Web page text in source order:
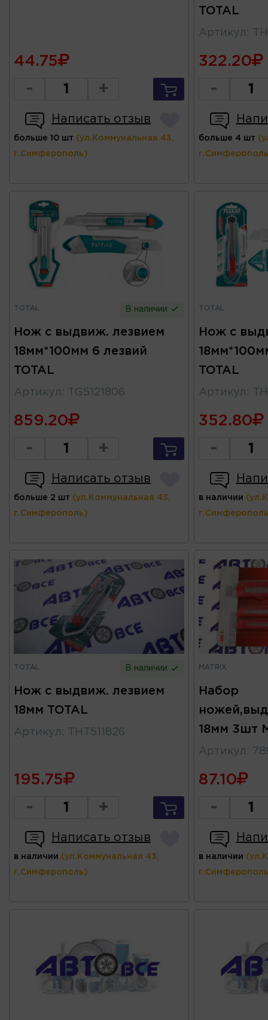
44.75
- +
Написать отзыв
больше 10 шт (ул.Коммунальная 43,
г.Симферополь)
TOTAL
Артикул :
322.20
-
больше 4 шт
TOTAL В наличии
Нож с выдвиж. лезвием
18мм*100мм 6 лезвий
TOTAL
Артикул : TG5121806
859.20
- +
Написать отзыв
больше 2 шт (ул.Коммунальная 43,
г.Симферополь)
TOTAL
Нож с
TOTAL
Артикул :
352.80
-
в наличии
TOTAL В наличии
Нож с выдвиж. лезвием
18мм TOTAL
Артикул : THT511826
195.75
- +
Написать отзыв
в наличии (ул.Коммунальная 43,
г.Симферополь)
MATRIX
Набор
18мм 3шт
Артикул :
87.10
-
в наличии